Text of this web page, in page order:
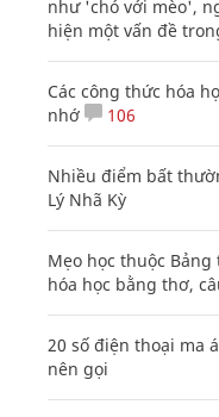
như 'chó với mèo',
hiện một vấn đề
Các công thức hóa
nhớ
106
Nhiều điểm bất
Lý Nhã Kỳ
Mẹo học thuộc
hóa học bằng thơ,
20 số điện thoại ma
nên gọi